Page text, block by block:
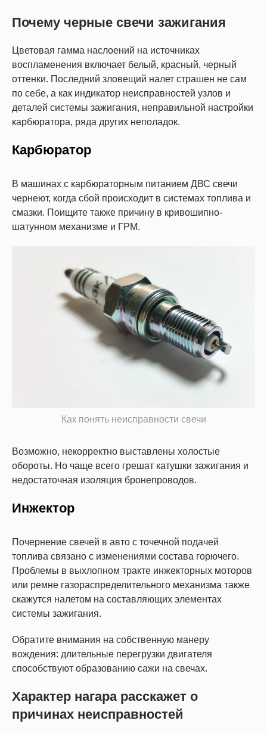
Почему черные свечи зажигания
Цветовая гамма наслоений на источниках
воспламенения включает белый, красный, черный
оттенки. Последний зловещий налет страшен не сам
по себе, а как индикатор неисправностей узлов и
деталей системы зажигания, неправильной настройки
карбюратора, ряда других неполадок.
Карбюратор
В машинах с карбюраторным питанием ДВС свечи
чернеют, когда сбой происходит в системах топлива и
смазки. Поищите также причину в кривошипно-
шатунном механизме и ГРМ.
Как понять неисправности свечи
Возможно, некорректно выставлены холостые
обороты. Но чаще всего грешат катушки зажигания и
недостаточная изоляция бронепроводов.
Инжектор
Почернение свечей в авто с точечной подачей
топлива связано с изменениями состава горючего.
Проблемы в выхлопном тракте инжекторных моторов
или ремне газораспределительного механизма также
скажутся налетом на составляющих элементах
системы зажигания.
Обратите внимания на собственную манеру
вождения: длительные перегрузки двигателя
способствуют образованию сажи на свечах.
Характер нагара расскажет о
причинах неисправностей